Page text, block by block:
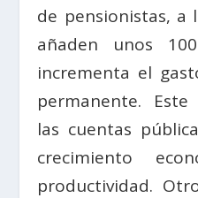
de pensionistas, a
añaden unos
incrementa el
permanente.
las cuentas
crecimiento
productividad.